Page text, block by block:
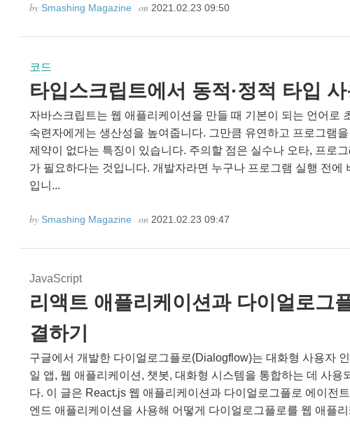
by Smashing Magazine on 2021.02.23 09:50
코드
타입스크립트에서 동적·정적 타입
자바스크립트는 웹 애플리케이션을 만들 때 기본이 되는 언어로
숙련자에게는 생산성을 높여줍니다. 그만큼 유연하고 프로그램
제약이 없다는 특징이 있습니다. 주의할 점은 실수나 오타, 프로
가 필요하다는 것입니다. 개발자라면 누구나 프로그램 실행 전에
입니...
by Smashing Magazine on 2021.02.23 09:47
JavaScript
리액트 애플리케이션과 다이얼로그
결하기
구글에서 개발한 다이얼로그플로(Dialogflow)는 대화형 사용자
일 앱, 웹 애플리케이션, 챗봇, 대화형 시스템을 통합하는 데 사용
다. 이 글은 React.js 웹 애플리케이션과 다이얼로그플로 에이전
엔드 애플리케이션을 사용해 어떻게 다이얼로그플로를 웹 애플